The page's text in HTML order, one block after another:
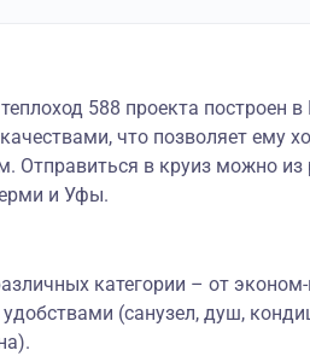
588 проекта построен
что позволяет ему
Отправиться в круиз можно из
и Уфы.
категории – от
(санузел, душ,